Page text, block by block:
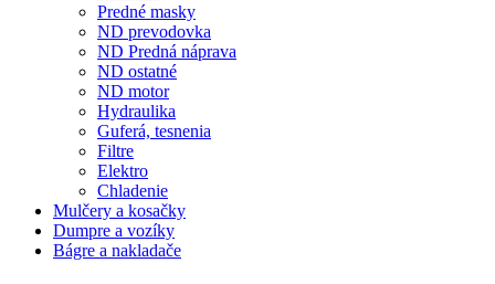
Predné masky
ND prevodovka
ND Predná náprava
ND ostatné
ND motor
Hydraulika
Guferá, tesnenia
Filtre
Elektro
Chladenie
Mulčery a kosačky
Dumpre a vozíky
Bágre a nakladače